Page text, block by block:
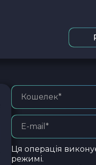
Ця операція
режимі.